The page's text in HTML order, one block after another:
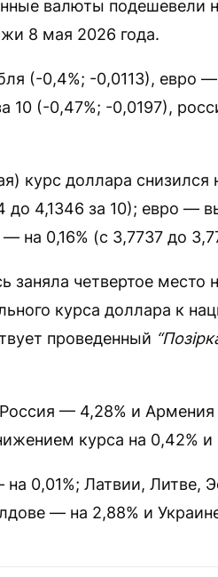
валюты подешевели
8 мая 2026 года.
(-0,4%; -0,0113), евро
10 (-0,47%; -0,0197),
курс доллара снизился
4,1346 за 10); евро —
на 0,16% (с 3,7737 до
заняла четвертое место
курса доллара к
проведенный
— 4,28% и
курса на 0,42% и
0,01%; Латвии, Литве,
— на 2,88% и